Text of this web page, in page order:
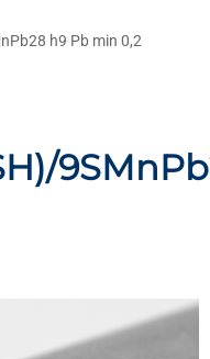
h9 Pb min 0,2